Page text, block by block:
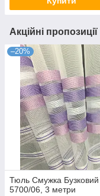
Акційні
–20%
Тюль Смужка Бузковий
5700/06, 3 метри